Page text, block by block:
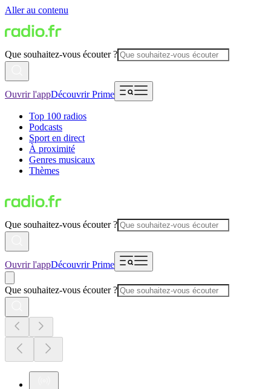
Aller au contenu
Que souhaitez-vous écouter ?
Ouvrir l'appDécouvrir Prime
Top 100 radios
Podcasts
Sport en direct
À proximité
Genres musicaux
Thèmes
Que souhaitez-vous écouter ?
Ouvrir l'appDécouvrir Prime
Que souhaitez-vous écouter ?